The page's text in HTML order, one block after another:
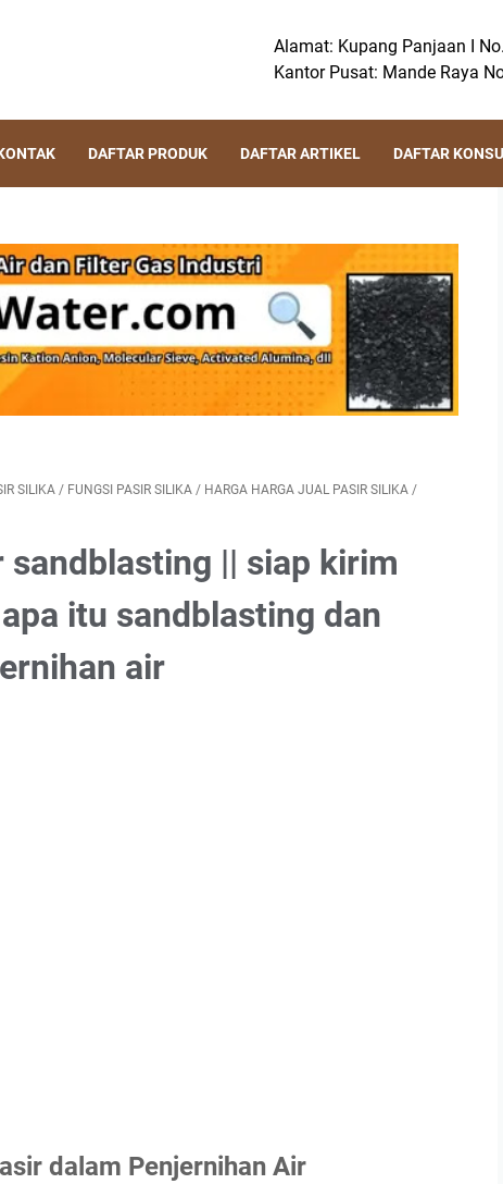
Alamat: Kupang Panjaan I
Kantor Pusat: Mande Raya
DAFTAR PRODUK DAFTAR ARTIKEL DAFTAR
SILIKA / FUNGSI PASIR SILIKA / HARGA HARGA JUAL PASIR SILIKA /
|| siap kirim
itu sandblasting dan
air
dalam Penjernihan Air